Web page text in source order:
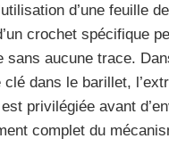
d’une feuille
crochet spécifique
sans aucune trace.
clé dans le barillet,
privilégiée avant
complet du